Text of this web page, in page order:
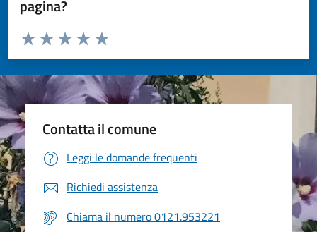
pagina?
Valuta da 1 a 5 stelle la pagina
Valuta 5 stelle su 5
Valuta 4 stelle su 5
Valuta 3 stelle su 5
Valuta 2 stelle su 5
Valuta 1 stelle su 5
Contatta il comune
Leggi le domande frequenti
Richiedi assistenza
Chiama il numero 0121.953221